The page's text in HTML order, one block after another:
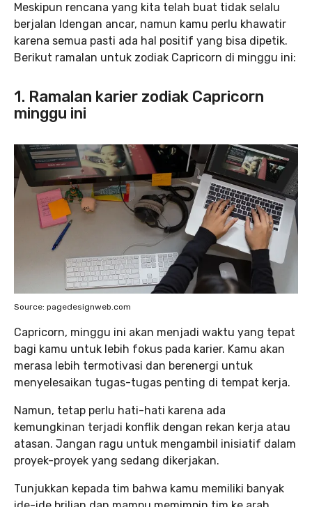
Meskipun rencana yang kita telah buat tidak selalu
berjalan ldengan ancar, namun kamu perlu khawatir
karena semua pasti ada hal positif yang bisa dipetik.
Berikut ramalan untuk zodiak Capricorn di minggu ini:
1. Ramalan karier zodiak Capricorn
minggu ini
Source: pagedesignweb.com
Capricorn, minggu ini akan menjadi waktu yang tepat
bagi kamu untuk lebih fokus pada karier. Kamu akan
merasa lebih termotivasi dan berenergi untuk
menyelesaikan tugas-tugas penting di tempat kerja.
Namun, tetap perlu hati-hati karena ada
kemungkinan terjadi konflik dengan rekan kerja atau
atasan. Jangan ragu untuk mengambil inisiatif dalam
proyek-proyek yang sedang dikerjakan.
Tunjukkan kepada tim bahwa kamu memiliki banyak